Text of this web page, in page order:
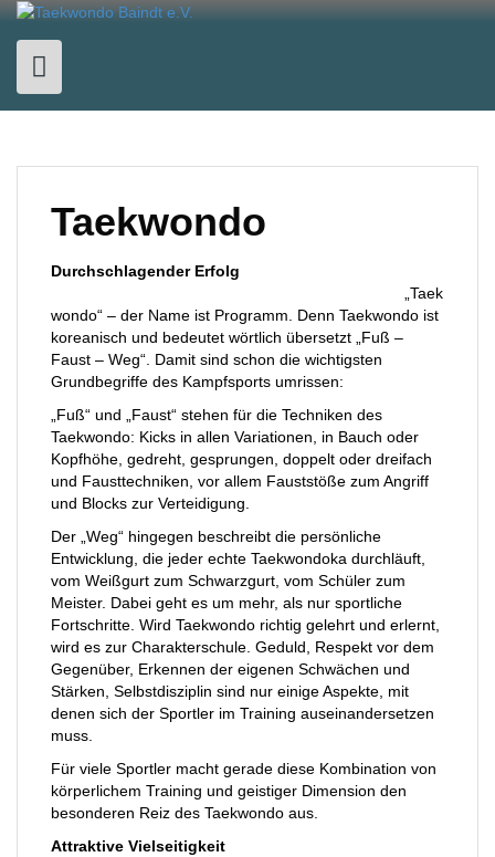
Skip
content
Taekwondo
Durchschlagender Erfolg
„Taek
wondo“ – der Name ist Programm. Denn Taekwondo ist
koreanisch und bedeutet wörtlich übersetzt „Fuß –
Faust – Weg“. Damit sind schon die wichtigsten
Grundbegriffe des Kampfsports umrissen:
„Fuß“ und „Faust“ stehen für die Techniken des
Taekwondo: Kicks in allen Variationen, in Bauch oder
Kopfhöhe, gedreht, gesprungen, doppelt oder dreifach
und Fausttechniken, vor allem Fauststöße zum Angriff
und Blocks zur Verteidigung.
Der „Weg“ hingegen beschreibt die persönliche
Entwicklung, die jeder echte Taekwondoka durchläuft,
vom Weißgurt zum Schwarzgurt, vom Schüler zum
Meister. Dabei geht es um mehr, als nur sportliche
Fortschritte. Wird Taekwondo richtig gelehrt und erlernt,
wird es zur Charakterschule. Geduld, Respekt vor dem
Gegenüber, Erkennen der eigenen Schwächen und
Stärken, Selbstdisziplin sind nur einige Aspekte, mit
denen sich der Sportler im Training auseinandersetzen
muss.
Für viele Sportler macht gerade diese Kombination von
körperlichem Training und geistiger Dimension den
besonderen Reiz des Taekwondo aus.
Attraktive Vielseitigkeit